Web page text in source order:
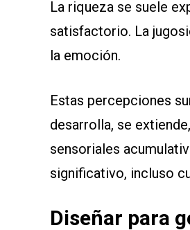
La riqueza se suele
satisfactorio. La
la emoción.
Estas percepciones
desarrolla, se
sensoriales
significativo, incluso
Diseñar para